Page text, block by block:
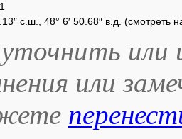
с.ш., 48° 6′ 50.68″ в.д. (смотреть
или
или